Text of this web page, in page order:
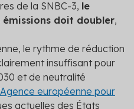
de la SNBC-3, le
doit doubler,
le rythme de réduction
insuffisant pour
et de neutralité
Agence européenne pour
actuelles des États